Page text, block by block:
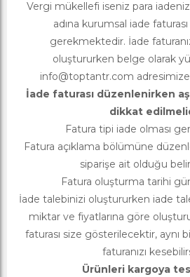
Vergi mükellefi iseniz para
adına kurumsal iade
gerekmektedir. İade
oluştururken belge olarak
info@toptantr.com
İade faturası düzenlenirken
dikkat
Fatura tipi iade olması
Fatura açıklama bölümüne
siparişe ait olduğu
Fatura oluşturma tarihi
İade talebinizi oluştururken iade
miktar ve fiyatlarına göre
faturası size gösterilecektir, aynı
faturanızı
Ürünleri kargoya